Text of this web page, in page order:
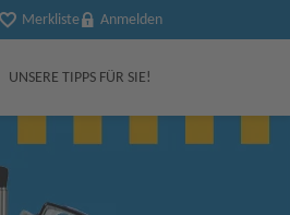
Merkliste Anmelden
UNSERE TIPPS FÜR SIE!